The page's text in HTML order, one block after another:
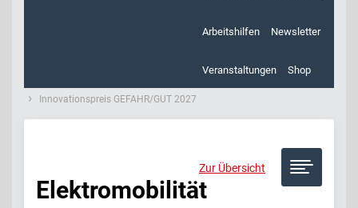
Arbeitshilfen Newsletter
Veranstaltungen Shop
Innovationspreis GEFAHR/GUT 2027
Zur Übersicht
Elektromobilität